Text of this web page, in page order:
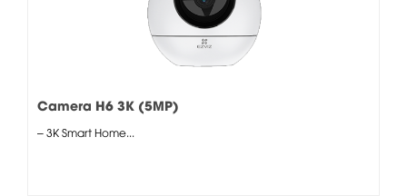
Camera H6 3K (5MP)
– 3K Smart Home...